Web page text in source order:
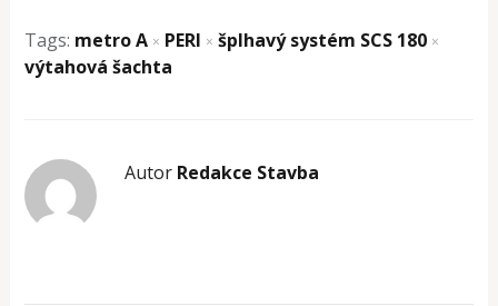
Tags: metro A × PERI × šplhavý systém SCS 180 ×
výtahová šachta
Autor Redakce Stavba